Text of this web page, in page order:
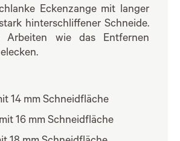
Eckenzange mit langer
hinterschliffener Schneide.
Arbeiten wie das Entfernen
14 mm Schneidfläche
16 mm Schneidfläche